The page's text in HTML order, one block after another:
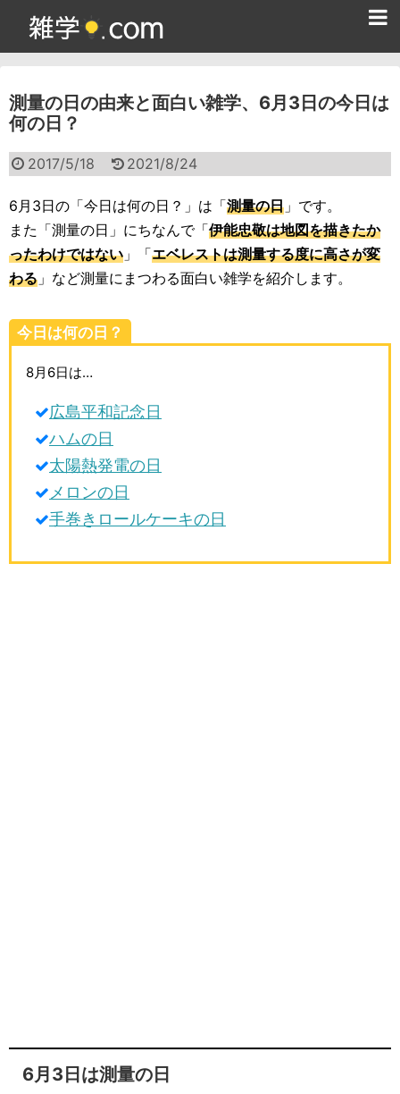
測量の日の由来と面白い雑学、6月3日の今日は
何の日？
2017/5/18 2021/8/24
6月3日の「今日は何の日？」は「測量の日 」です。
また「測量の日」にちなんで「伊能忠敬は地図を描きたか
ったわけではない 」「エベレストは測量する度に高さが変
わる 」など測量にまつわる面白い雑学を紹介します。
今日は何の日？
8月6日は…
広島平和記念日
ハムの日
太陽熱発電の日
メロンの日
手巻きロールケーキの日
6月3日は測量の日
雑学クイズ問題集
面白い雑学
ためになる雑学
スポーツ雑学
動物雑学
歴史雑学
生活雑学
サイト情報